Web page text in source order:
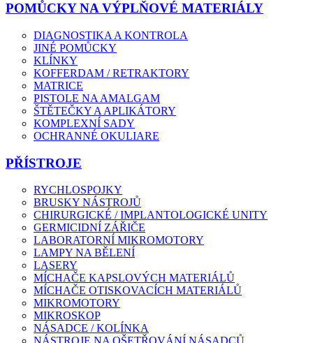
POMŮCKY NA VÝPLŇOVÉ MATERIÁLY
DIAGNOSTIKA A KONTROLA
JINÉ POMŮCKY
KLÍNKY
KOFFERDAM / RETRAKTORY
MATRICE
PISTOLE NA AMALGAM
ŠTĚTEČKY A APLIKÁTORY
KOMPLEXNÍ SADY
OCHRANNÉ OKULIARE
PŘÍSTROJE
RYCHLOSPOJKY
BRUSKY NÁSTROJŮ
CHIRURGICKÉ / IMPLANTOLOGICKÉ UNITY
GERMICIDNÍ ZÁŘIČE
LABORATORNÍ MIKROMOTORY
LAMPY NA BĚLENÍ
LASERY
MÍCHAČE KAPSLOVÝCH MATERIÁLŮ
MÍCHAČE OTISKOVACÍCH MATERIÁLŮ
MIKROMOTORY
MIKROSKOP
NÁSADCE / KOLÍNKA